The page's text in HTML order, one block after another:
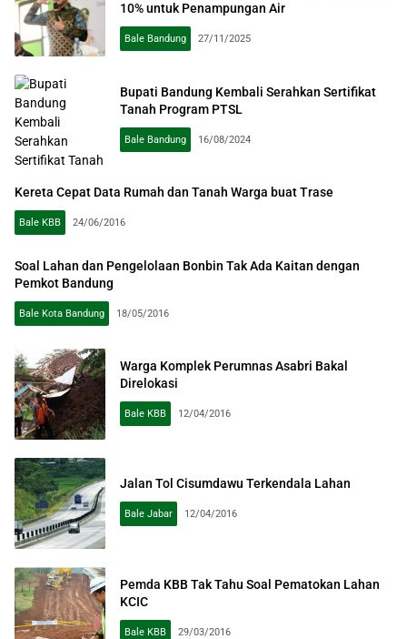
10% untuk Penampungan Air
Bale Bandung 27/11/2025
Bupati Bandung Kembali Serahkan Sertifikat
Tanah Program PTSL
Bale Bandung 16/08/2024
Kereta Cepat Data Rumah dan Tanah Warga buat Trase
Bale KBB 24/06/2016
Soal Lahan dan Pengelolaan Bonbin Tak Ada Kaitan dengan
Pemkot Bandung
Bale Kota Bandung 18/05/2016
Warga Komplek Perumnas Asabri Bakal
Direlokasi
Bale KBB 12/04/2016
Jalan Tol Cisumdawu Terkendala Lahan
Bale Jabar 12/04/2016
Pemda KBB Tak Tahu Soal Pematokan Lahan
KCIC
Bale KBB 29/03/2016